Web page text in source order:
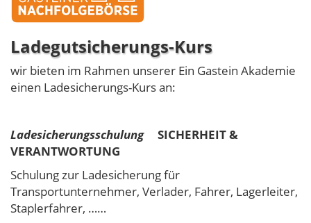
Ladegutsicherungs-Kurs
wir bieten im Rahmen unserer Ein Gastein Akademie
einen Ladesicherungs-Kurs an:
Ladesicherungsschulung SICHERHEIT &
VERANTWORTUNG
Schulung zur Ladesicherung für
Transportunternehmer, Verlader, Fahrer, Lagerleiter,
Staplerfahrer, ……